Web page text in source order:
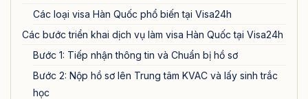
Các loại visa Hàn Quốc phổ biến tại Visa24h
Các bước triển khai dịch vụ làm visa Hàn Quốc tại Visa24h
Bước 1: Tiếp nhận thông tin và Chuẩn bị hồ sơ
Bước 2: Nộp hồ sơ lên Trung tâm KVAC và lấy sinh trắc
học